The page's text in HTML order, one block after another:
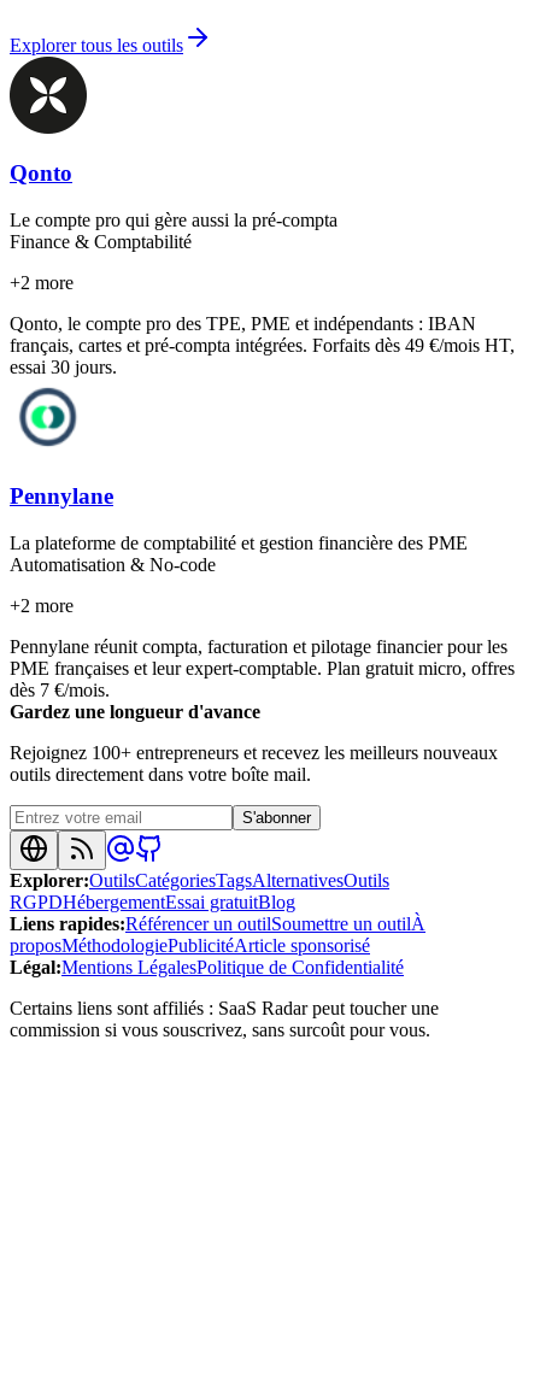
Explorer tous les outils
Qonto
Le compte pro qui gère aussi la pré-compta
Finance & Comptabilité
+2 more
Qonto, le compte pro des TPE, PME et indépendants : IBAN
français, cartes et pré-compta intégrées. Forfaits dès 49 €/mois HT,
essai 30 jours.
Pennylane
La plateforme de comptabilité et gestion financière des PME
Automatisation & No-code
+2 more
Pennylane réunit compta, facturation et pilotage financier pour les
PME françaises et leur expert-comptable. Plan gratuit micro, offres
dès 7 €/mois.
Gardez une longueur d'avance
Rejoignez 100+ entrepreneurs et recevez les meilleurs nouveaux
outils directement dans votre boîte mail.
S'abonner
Explorer:OutilsCatégoriesTagsAlternativesOutils
RGPDHébergementEssai gratuitBlog
Liens rapides:Référencer un outilSoumettre un outilÀ
proposMéthodologiePublicitéArticle sponsorisé
Légal:Mentions LégalesPolitique de Confidentialité
Certains liens sont affiliés : SaaS Radar peut toucher une
commission si vous souscrivez, sans surcoût pour vous.